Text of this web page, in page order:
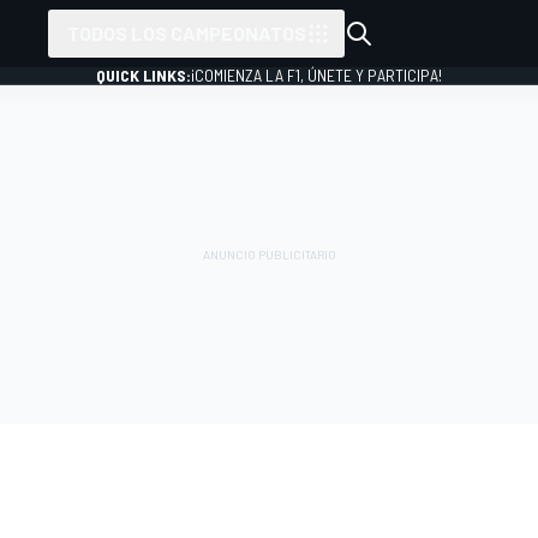
QUICK LINKS:¡COMIENZA LA F1, ÚNETE Y PARTICIPA!